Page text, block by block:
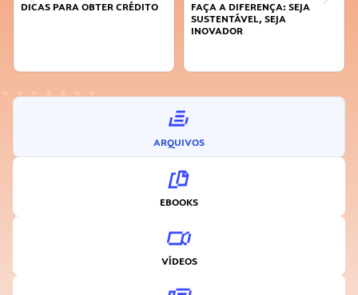
DICAS PARA OBTER CRÉDITO
FAÇA A DIFERENÇA: SEJA
SUSTENTÁVEL, SEJA
INOVADOR
ARQUIVOS
EBOOKS
VÍDEOS